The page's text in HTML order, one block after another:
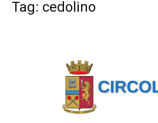
Tag: cedolino